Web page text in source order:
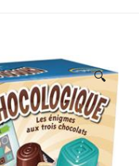
🔍